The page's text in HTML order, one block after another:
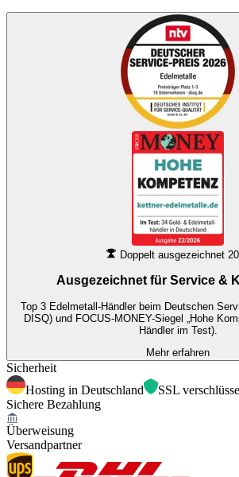
Doppelt ausgezeichnet
Ausgezeichnet für Service &
Top 3 Edelmetall-Händler beim Deutschen
DISQ) und FOCUS-MONEY-Siegel „Hohe
Händler im Test).
Mehr erfahren
Sicherheit
Hosting in Deutschland
SSL
Sichere Bezahlung
Überweisung
Versandpartner